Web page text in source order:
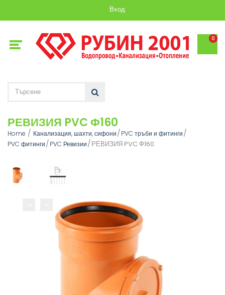
Вход
0
РЕВИЗИЯ PVC Ф160
Home Канализация, шахти, сифони
PVC тръби и фитинги
PVC фитинги
PVC Ревизии РЕВИЗИЯ PVC Ф160